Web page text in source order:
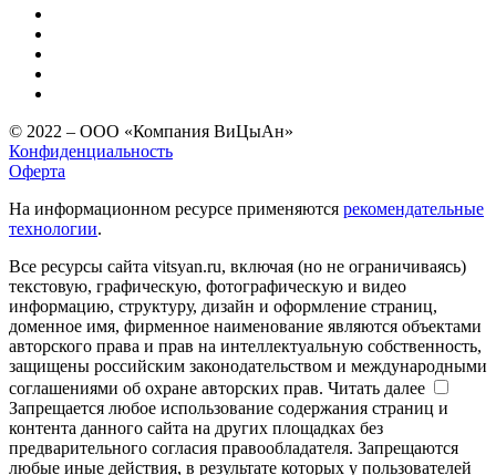
© 2022 – ООО «Компания ВиЦыАн»
Конфиденциальность
Оферта
На информационном ресурсе применяются рекомендательные
технологии.
Все ресурсы сайта vitsyan.ru, включая (но не ограничиваясь)
текстовую, графическую, фотографическую и видео
информацию, структуру, дизайн и оформление страниц,
доменное имя, фирменное наименование являются объектами
авторского права и прав на интеллектуальную собственность,
защищены российским законодательством и международными
соглашениями об охране авторских прав. Читать далее
Запрещается любое использование содержания страниц и
контента данного сайта на других площадках без
предварительного согласия правообладателя. Запрещаются
любые иные действия, в результате которых у пользователей